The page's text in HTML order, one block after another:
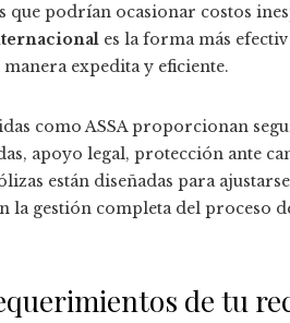
que podrían ocasionar costos
es la forma más
expedita y eficiente.
como ASSA proporcionan
apoyo legal, protección ante
están diseñadas para
la gestión completa del proceso
de tu